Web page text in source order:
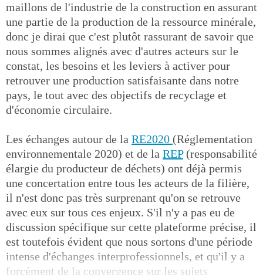
maillons de l'industrie de la construction en assurant
une partie de la production de la ressource minérale,
donc je dirai que c'est plutôt rassurant de savoir que
nous sommes alignés avec d'autres acteurs sur le
constat, les besoins et les leviers à activer pour
retrouver une production satisfaisante dans notre
pays, le tout avec des objectifs de recyclage et
d'économie circulaire.
Les échanges autour de la RE2020 (Réglementation
environnementale 2020) et de la REP(responsabilité
élargie du producteur de déchets) ont déjà permis
une concertation entre tous les acteurs de la filière,
il n'est donc pas très surprenant qu'on se retrouve
avec eux sur tous ces enjeux. S'il n'y a pas eu de
discussion spécifique sur cette plateforme précise, il
est toutefois évident que nous sortons d'une période
intense d'échanges interprofessionnels, et qu'il y a
forcément de la convergence sur les sujets